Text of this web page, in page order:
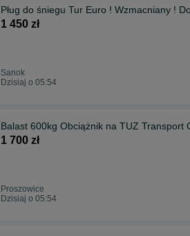
Pług do śniegu Tur Euro ! Wzmacniany !
1 450 zł
Sanok
Dzisiaj o 05:54
Balast 600kg Obciążnik na TUZ Transport
1 700 zł
Proszowice
Dzisiaj o 05:54